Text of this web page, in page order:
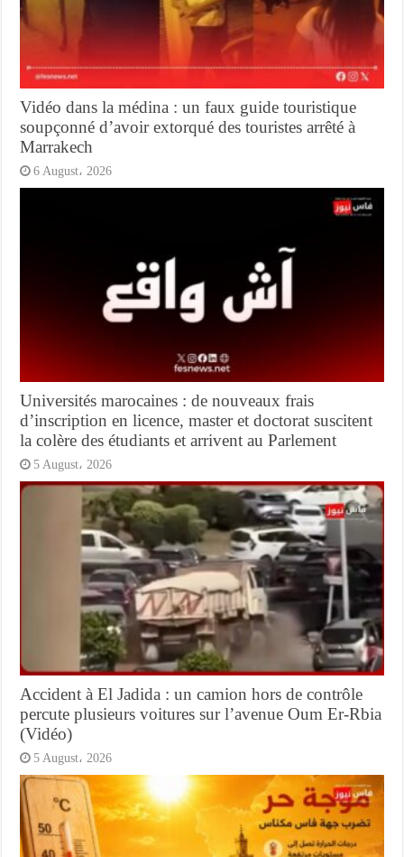
Vidéo dans la médina : un faux guide touristique
soupçonné d’avoir extorqué des touristes arrêté à
Marrakech
6 August، 2026
Universités marocaines : de nouveaux frais
d’inscription en licence, master et doctorat suscitent
la colère des étudiants et arrivent au Parlement
5 August، 2026
Accident à El Jadida : un camion hors de contrôle
percute plusieurs voitures sur l’avenue Oum Er-Rbia
(Vidéo)
5 August، 2026